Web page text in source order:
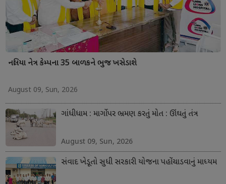
નલિયા નેત્ર કેમ્પના 35 બાળકને ભુજ ખસેડાશે
August 09, Sun, 2026
ગાંધીધામ : માર્ગો પર ભ્રમણ કરતું મોત : ઊંઘતું તંત્ર
August 09, Sun, 2026
સંવાદ ખેડૂતો સુધી સરકારી યોજના પહોંચાડવાનું માધ્યમ